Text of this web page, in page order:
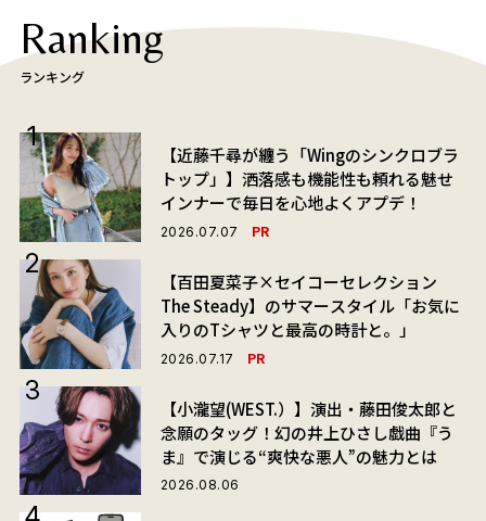
Ranking
ランキング
【近藤千尋が纏う「Wingのシンクロブラ
トップ」】洒落感も機能性も頼れる魅せ
インナーで毎日を心地よくアプデ！
2026.07.07 PR
【百田夏菜子×セイコーセレクション
The Steady】のサマースタイル「お気に
入りのTシャツと最高の時計と。」
2026.07.17 PR
【小瀧望(WEST.）】演出・藤田俊太郎と
念願のタッグ！幻の井上ひさし戯曲『う
ま』で演じる“爽快な悪人”の魅力とは
2026.08.06